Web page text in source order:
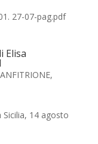
27-07-pag.pdf
Elisa
,
Sicilia, 14 agosto